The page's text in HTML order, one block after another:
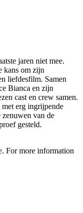
jaren niet mee.
kans om zijn
liefdesfilm. Samen
Bianca en zijn
cast en crew samen.
erg ingrijpende
van de
gesteld.
For more information